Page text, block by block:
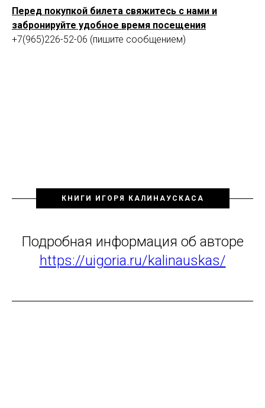
Перед покупкой билета свяжитесь с нами и
забронируйте удобное время посещения
+7(965)226-52-06 (пишите сообщением)
КНИГИ ИГОРЯ КАЛИНАУСКАСА
Подробная информация об авторе
https://uigoria.ru/kalinauskas/